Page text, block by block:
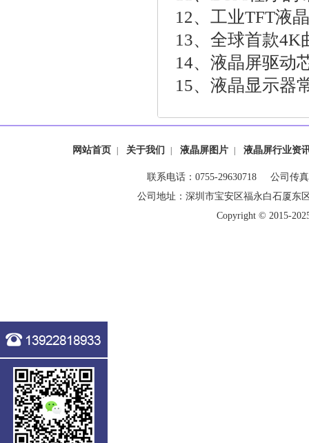
12、 工业TFT液
13、 全球首款4K
14、 液晶屏驱动
15、 液晶显示器
网站首页 关于我们 液晶屏图片 液晶屏行业资
联系电话：0755-29630718 公司传
公司地址：深圳市宝安区福永白石厦
Copyright © 2015-